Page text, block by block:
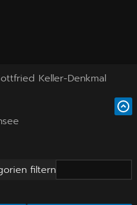
Keller-Denkmal
filtern